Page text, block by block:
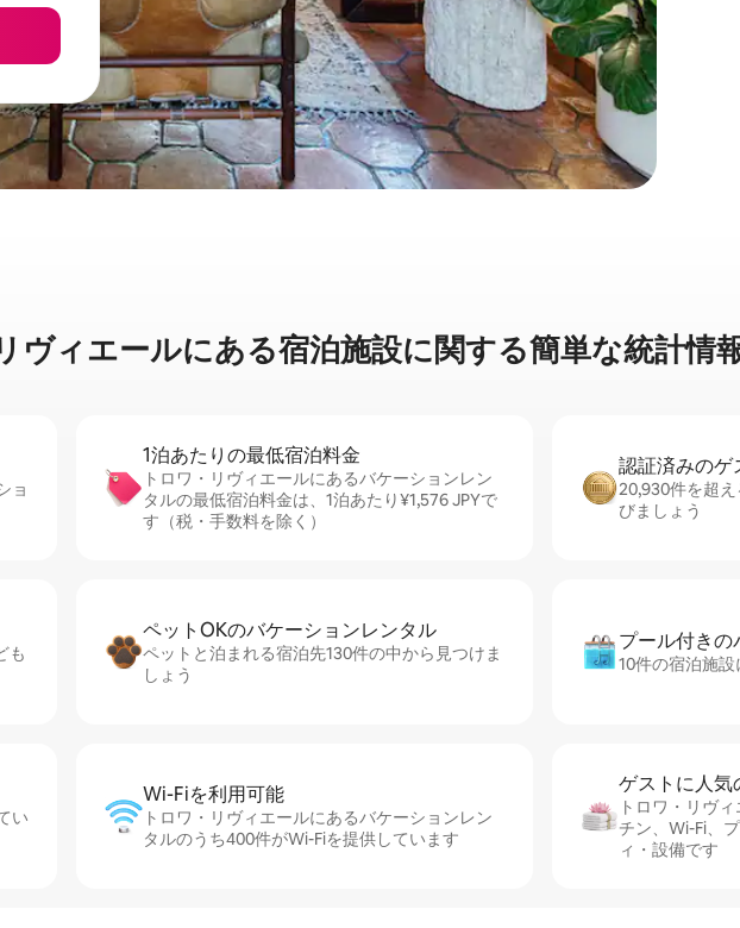
ヴィエールに⁠あ⁠る宿⁠泊⁠施⁠設⁠に関⁠す⁠る簡⁠単⁠な統⁠計⁠情⁠
ョ
1泊あたりの最⁠低⁠宿⁠泊⁠料⁠金
トロワ・リヴィエールにあるバケーションレン
タルの最低宿泊料金は、1泊あたり¥1,576 JPYで
す（税・手数料を除く）
認証済みのゲ⁠
20,930件を超
びましょう
も
ペットOKのバ⁠ケ⁠ー⁠シ⁠ョ⁠ンレ⁠ン⁠タ⁠ル
ペットと泊まれる宿泊先130件の中から見つけま
しょう
プール付き
10件の宿泊施
い
Wi-Fiを利⁠用⁠可⁠能
トロワ・リヴィエールにあるバケーションレン
タルのうち400件がWi-Fiを提供しています
ゲストに人⁠気⁠
トロワ・リヴ
チン、Wi-Fi、
ィ・設備です